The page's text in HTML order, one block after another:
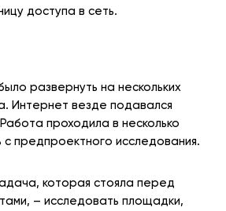
доступа в сеть.
развернуть на нескольких
Интернет везде подавался
проходила в несколько
с предпроектного исследования.
которая стояла перед
– исследовать площадки,